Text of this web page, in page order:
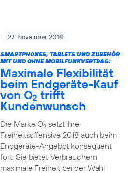
27. November 2018
SMARTPHONES, TABLETS UND ZUBEHÖR
MIT UND OHNE MOBILFUNKVERTRAG:
Maximale Flexibilität
beim Endgeräte-Kauf
von O2 trifft
Kundenwunsch
Die Marke O2setzt ihre
Freiheitsoffensive 2018 auch beim
Endgeräte-Angebot konsequent
fort. Sie bietet Verbrauchern
maximale Freiheit bei der Wahl